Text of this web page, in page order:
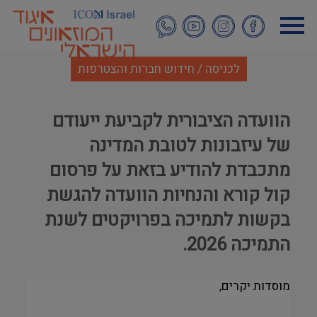
לתוכן
העיקרי
לכניסה / חידוש חברות והצטרפות
הוועדה הציבורית לקביעת ייעודם
של עיזבונות לטובת המדינה
מתכבדת להודיע בזאת על פרסום
קול קורא והנחיות הוועדה להגשת
בקשות לתמיכה בפרויקטים לשנת
התמיכה 2026.
מוסדות יקרים,